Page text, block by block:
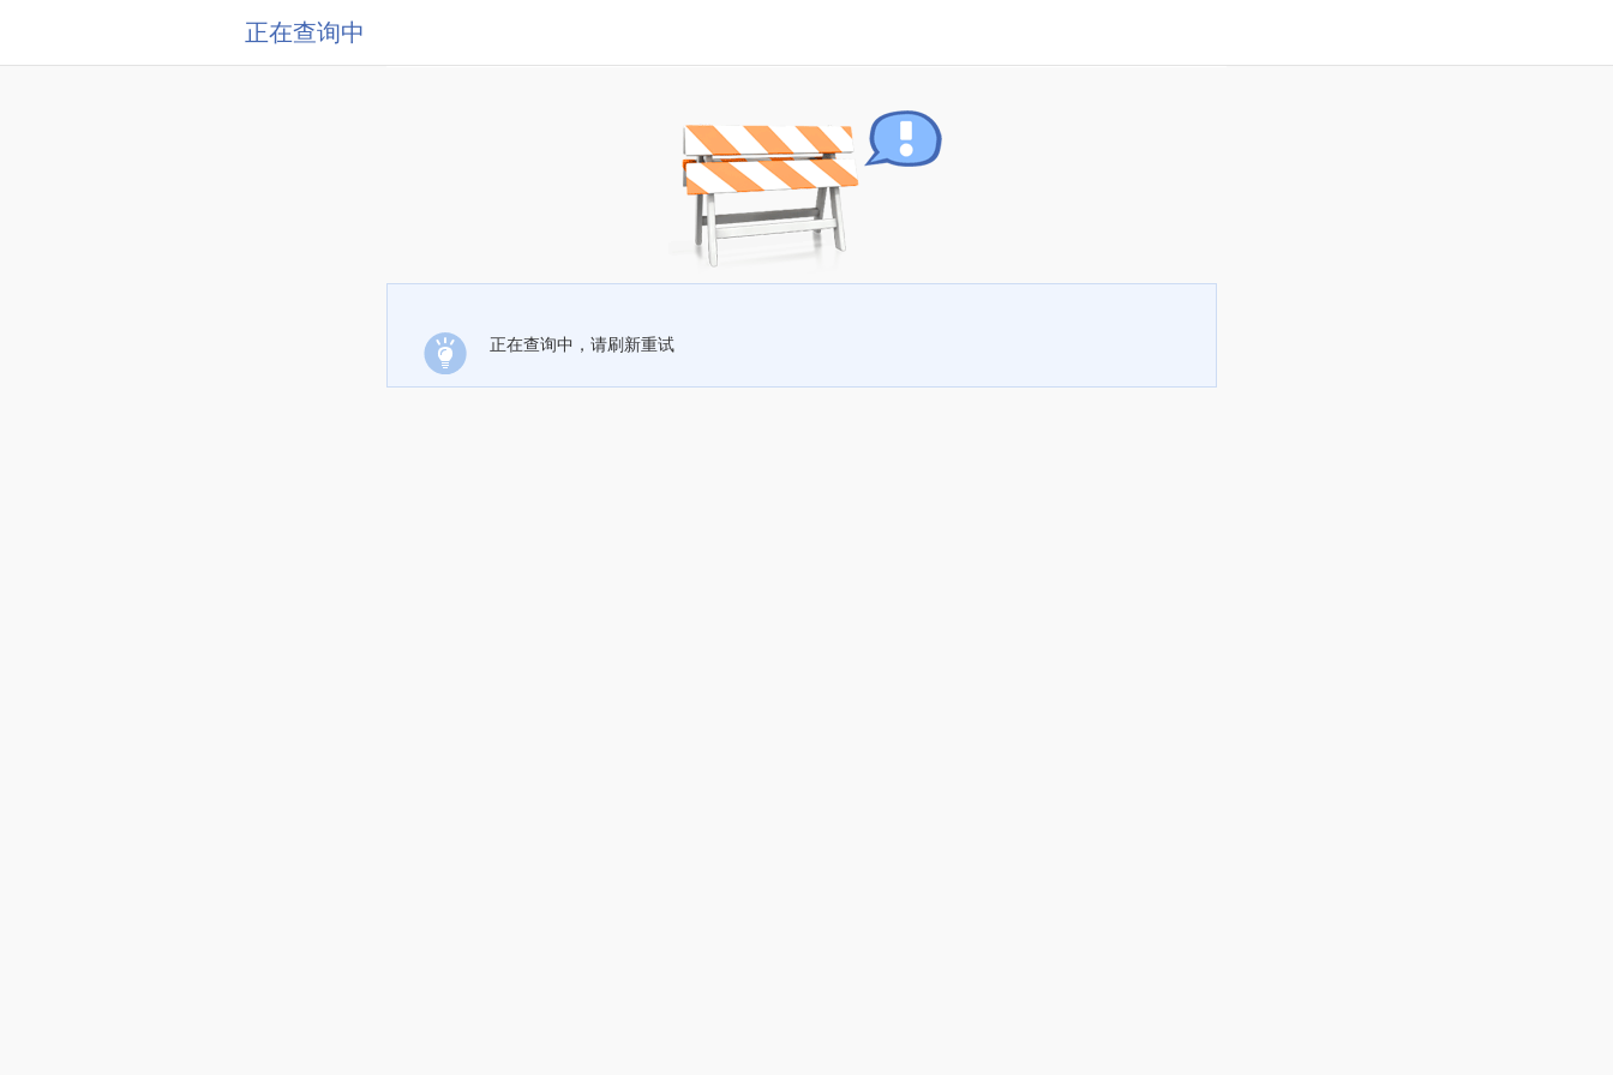
正在查询中
正在查询中，请刷新重试